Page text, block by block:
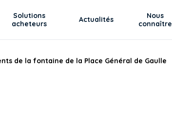
Solutions
acheteurs
Actualités
Nous
connaître
de la fontaine de la Place Général de Gaulle